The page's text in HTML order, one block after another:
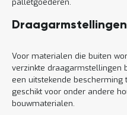
palletgoederen.
Voor materialen die buiten
verzinkte draagarmstellingen
een uitstekende
geschikt voor onder andere
bouwmaterialen.